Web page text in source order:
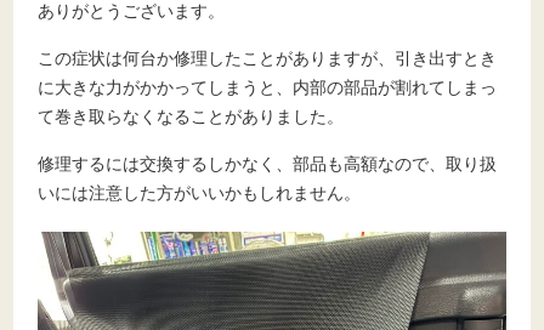
ありがとうございます。
この症状は何台か修理したことがありますが、引き出すとき
に大きな力がかかってしまうと、内部の部品が割れてしまっ
て巻き取らなくなることがありました。
修理するには交換するしかなく、部品も高額なので、取り扱
いには注意した方がいいかもしれません。